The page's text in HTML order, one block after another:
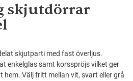
skjutdörrar
skjutparti med fast överljus.
enkelglas samt korsspröjs vilket ger
hem. Välj fritt mellan vit, svart eller grå